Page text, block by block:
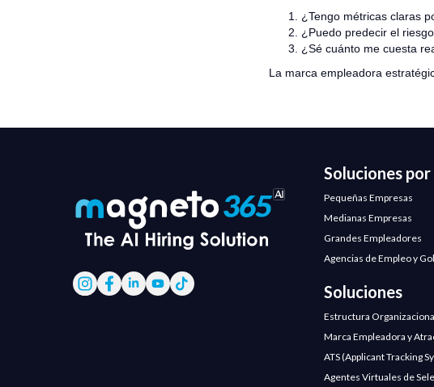
¿Tengo métricas claras
¿Puedo predecir el
¿Sé cuánto me cuesta
La marca empleadora
Soluciones
Pequeñas Empresas
Medianas Empresas
Grandes Empleadores
Agencias de Empleo y
Soluciones
Estructura
Marca Empleadora y
ATS (Applicant Tracking
Agentes Virtuales de